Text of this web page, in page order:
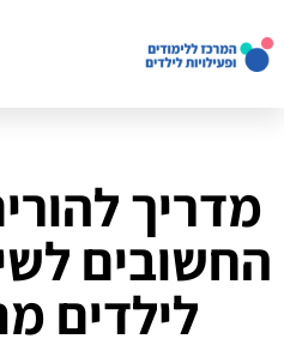
מדריך
החשובים
לילדים